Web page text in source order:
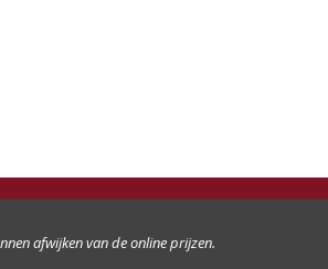
afwijken van de online prijzen.